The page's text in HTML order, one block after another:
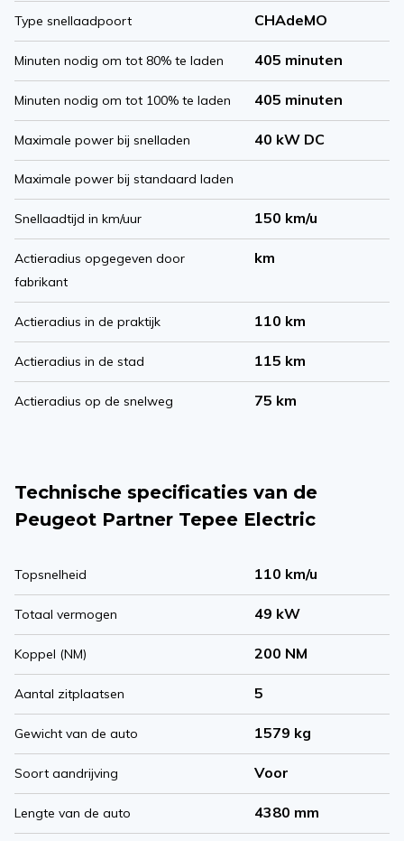
Type snellaadpoort CHAdeMO
Minuten nodig om tot 80% te laden 405 minuten
Minuten nodig om tot 100% te laden 405 minuten
Maximale power bij snelladen 40 kW DC
Maximale power bij standaard laden
Snellaadtijd in km/uur 150 km/u
Actieradius opgegeven door
fabrikant
km
Actieradius in de praktijk 110 km
Actieradius in de stad 115 km
Actieradius op de snelweg 75 km
Technische specificaties van de
Peugeot Partner Tepee Electric
Topsnelheid 110 km/u
Totaal vermogen 49 kW
Koppel (NM) 200 NM
Aantal zitplaatsen 5
Gewicht van de auto 1579 kg
Soort aandrijving Voor
Lengte van de auto 4380 mm